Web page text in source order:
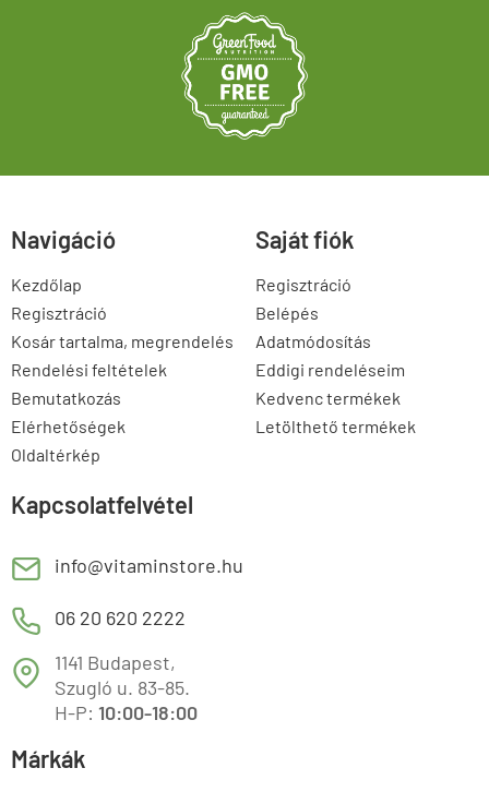
Navigáció
Kezdőlap
Regisztráció
Kosár tartalma, megrendelés
Rendelési feltételek
Bemutatkozás
Elérhetőségek
Oldaltérkép
Saját fiók
Regisztráció
Belépés
Adatmódosítás
Eddigi rendeléseim
Kedvenc termékek
Letölthető termékek
Kapcsolatfelvétel
E info@vitaminstore.hu
M 06 20 620 2222
T
1141 Budapest,
Szugló u. 83-85.
H-P: 10:00-18:00
Márkák